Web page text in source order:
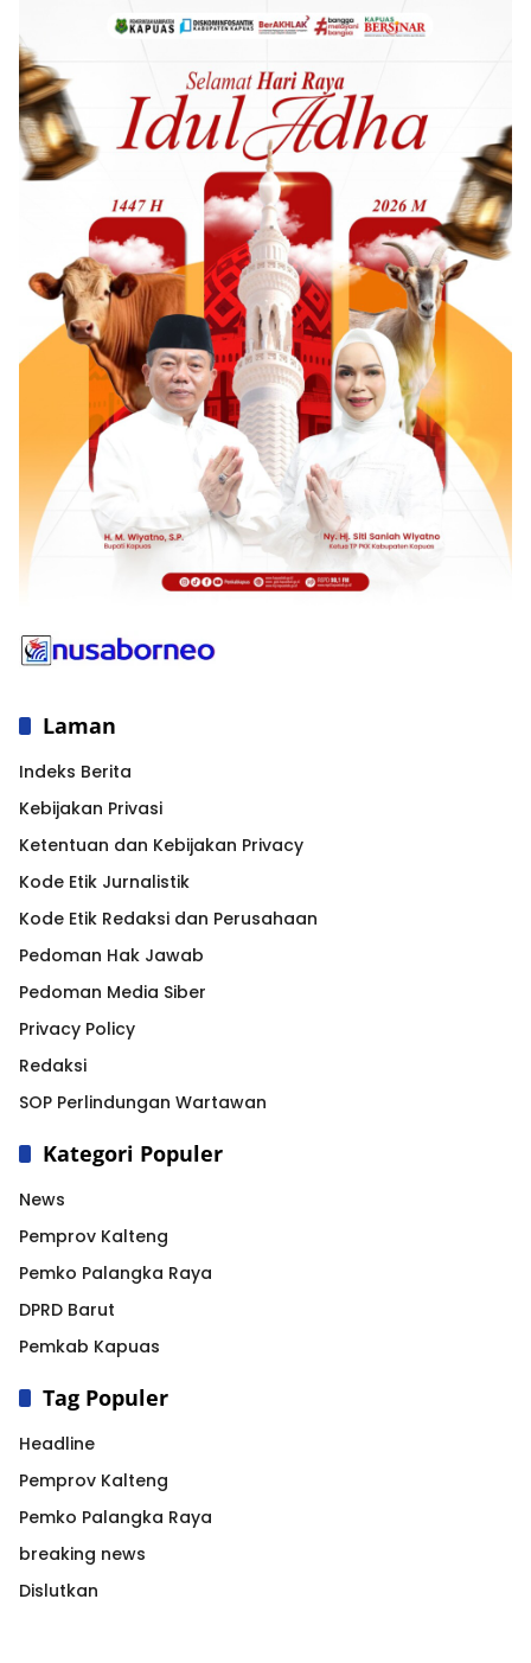
Laman
Indeks Berita
Kebijakan Privasi
Ketentuan dan Kebijakan Privacy
Kode Etik Jurnalistik
Kode Etik Redaksi dan Perusahaan
Pedoman Hak Jawab
Pedoman Media Siber
Privacy Policy
Redaksi
SOP Perlindungan Wartawan
Kategori Populer
News
Pemprov Kalteng
Pemko Palangka Raya
DPRD Barut
Pemkab Kapuas
Tag Populer
Headline
Pemprov Kalteng
Pemko Palangka Raya
breaking news
Dislutkan